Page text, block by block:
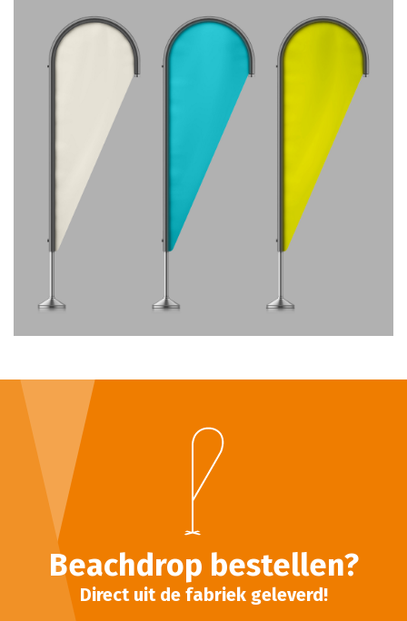
Beachdrop bestellen?
Direct uit de fabriek geleverd!